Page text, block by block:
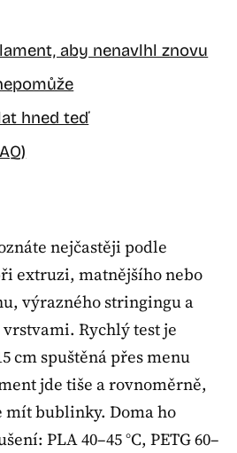
aby nenavlhl znovu
hned teď
nejčastěji podle
extruzi, matnějšího nebo
výrazného stringingu a
Rychlý test je
cm spuštěná přes menu
jde tiše a rovnoměrně,
mít bublinky. Doma ho
PLA 40–45 °C, PETG 60–